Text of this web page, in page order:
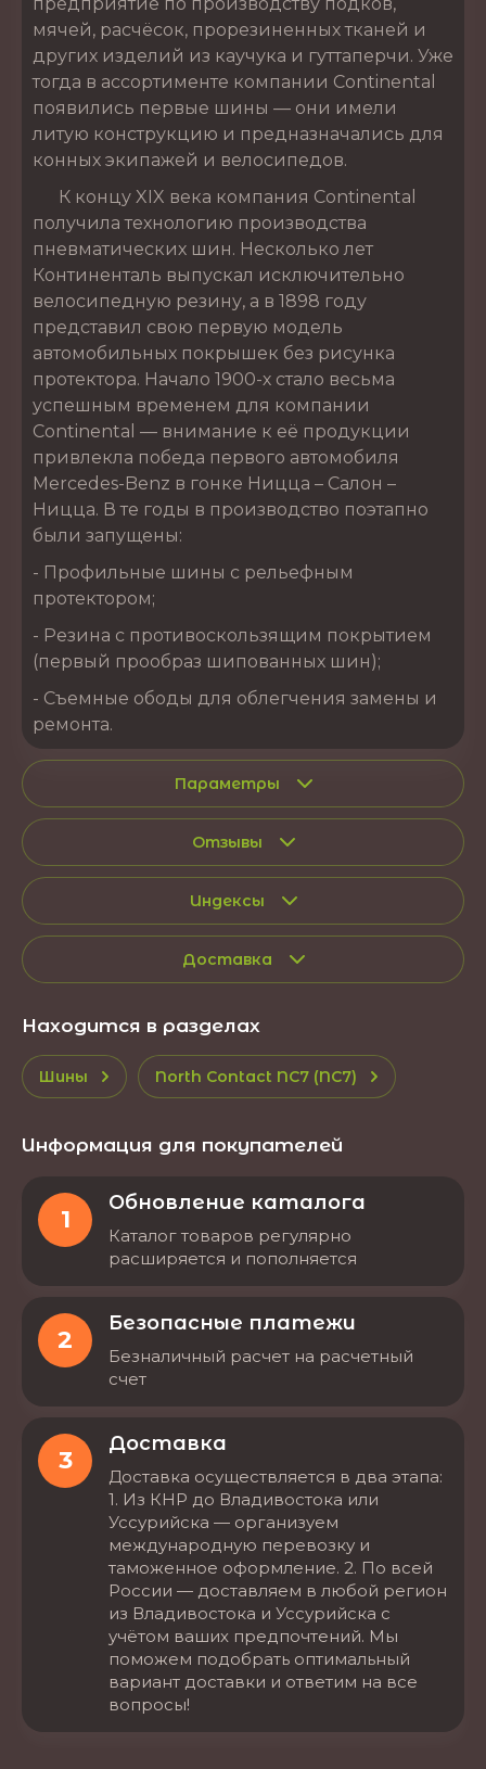
мячей, расчёсок, прорезиненных тканей и
других изделий из каучука и гуттаперчи. Уже
тогда в ассортименте компании Continental
появились первые шины — они имели
литую конструкцию и предназначались для
конных экипажей и велосипедов.
К концу XIX века компания Continental
получила технологию производства
пневматических шин. Несколько лет
Континенталь выпускал исключительно
велосипедную резину, а в 1898 году
представил свою первую модель
автомобильных покрышек без рисунка
протектора. Начало 1900-х стало весьма
успешным временем для компании
Continental — внимание к её продукции
привлекла победа первого автомобиля
Mercedes-Benz в гонке Ницца – Салон –
Ницца. В те годы в производство поэтапно
были запущены:
- Профильные шины с рельефным
протектором;
- Резина с противоскользящим покрытием
(первый прообраз шипованных шин);
- Съемные ободы для облегчения замены и
ремонта.
Параметры
Отзывы
Индексы
Доставка
Находится в разделах
Шины North Contact NC7 (NC7)
Информация для покупателей
1
Обновление каталога
Каталог товаров регулярно
расширяется и пополняется
2
Безопасные платежи
Безналичный расчет на расчетный
счет
3
Доставка
Доставка осуществляется в два этапа:
1. Из КНР до Владивостока или
Уссурийска — организуем
международную перевозку и
таможенное оформление. 2. По всей
России — доставляем в любой регион
из Владивостока и Уссурийска с
учётом ваших предпочтений. Мы
поможем подобрать оптимальный
вариант доставки и ответим на все
вопросы!